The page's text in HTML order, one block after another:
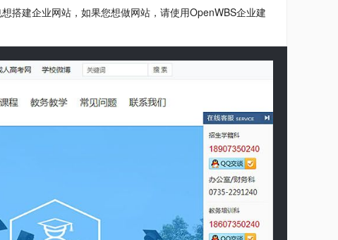
搭建企业网站，如果您想做网站，请使用OpenWBS企业建